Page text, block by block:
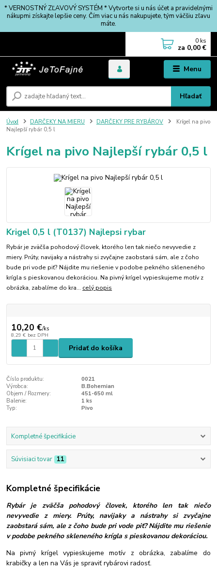
* VERNOSTNÝ ZĽAVOVÝ SYSTÉM * Vytvorte si u nás účet a pravidelnými
nákupmi získajte lepšie ceny. Čím viac u nás nakupujete, tým väčšiu zľavu
máte.
Menu
Hľadať
0 ks
za 0,00 €
Úvod DARČEKY NA MIERU DARČEKY PRE RYBÁROV
Krígel na pivo
Najlepší rybár 0,5 l
Krígel na pivo Najlepší rybár 0,5 l
Krigel 0,5 l (T0137) Najlepsi rybar
Rybár je zväčša pohodový človek, ktorého len tak niečo nevyvedie z
miery. Prúty, navijaky a nástrahy si zvyčajne zaobstará sám, ale z čoho
bude pri vode piť? Nájdite mu riešenie v podobe pekného skleneného
krígla s pieskovanou dekoráciou. Na pivný krígel vypieskujeme motív z
obrázka, zabalíme do kra... celý popis
10,20 €/ks
8,29 € bez DPH
Pridať do košíka
Číslo produktu:
0021
Výrobca:
B.Bohemian
Objem / Rozmery:
451-650 ml
Balenie:
1 ks
Typ:
Pivo
Kompletné špecifikácie
Súvisiaci tovar 11
Kompletné špecifikácie
Rybár je zväčša pohodový človek, ktorého len tak niečo
nevyvedie z miery. Prúty, navijaky a nástrahy si zvyčajne
zaobstará sám, ale z čoho bude pri vode piť? Nájdite mu riešenie
v podobe pekného skleneného krígla s pieskovanou dekoráciou.
Na pivný krígel vypieskujeme motív z obrázka, zabalíme do
krabičky a len na Vás je spraviť rybárovi radosť.